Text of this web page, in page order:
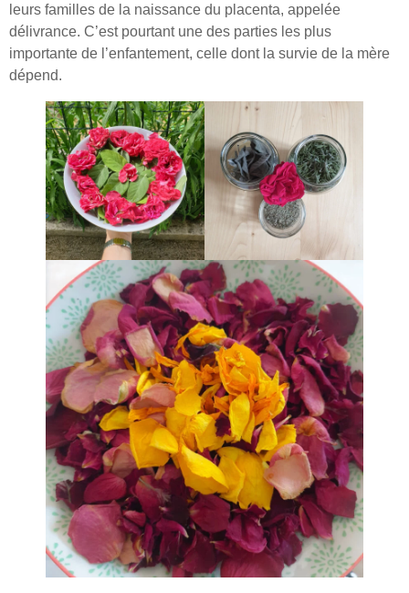
leurs familles de la naissance du placenta, appelée
délivrance. C’est pourtant une des parties les plus
importante de l’enfantement, celle dont la survie de la mère
dépend.